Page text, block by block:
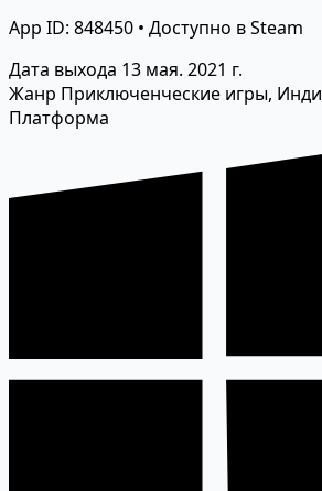
App ID: 848450 • Доступно в Steam
Дата выхода 13 мая. 2021 г.
Жанр Приключенческие игры, Инди
Платформа